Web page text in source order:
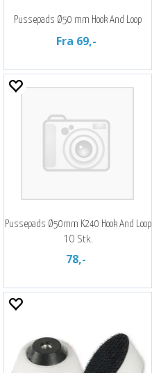
Pussepads Ø50 mm Hook And Loop
Fra 69,-
Pussepads Ø50mm K240 Hook And Loop
10 Stk.
78,-